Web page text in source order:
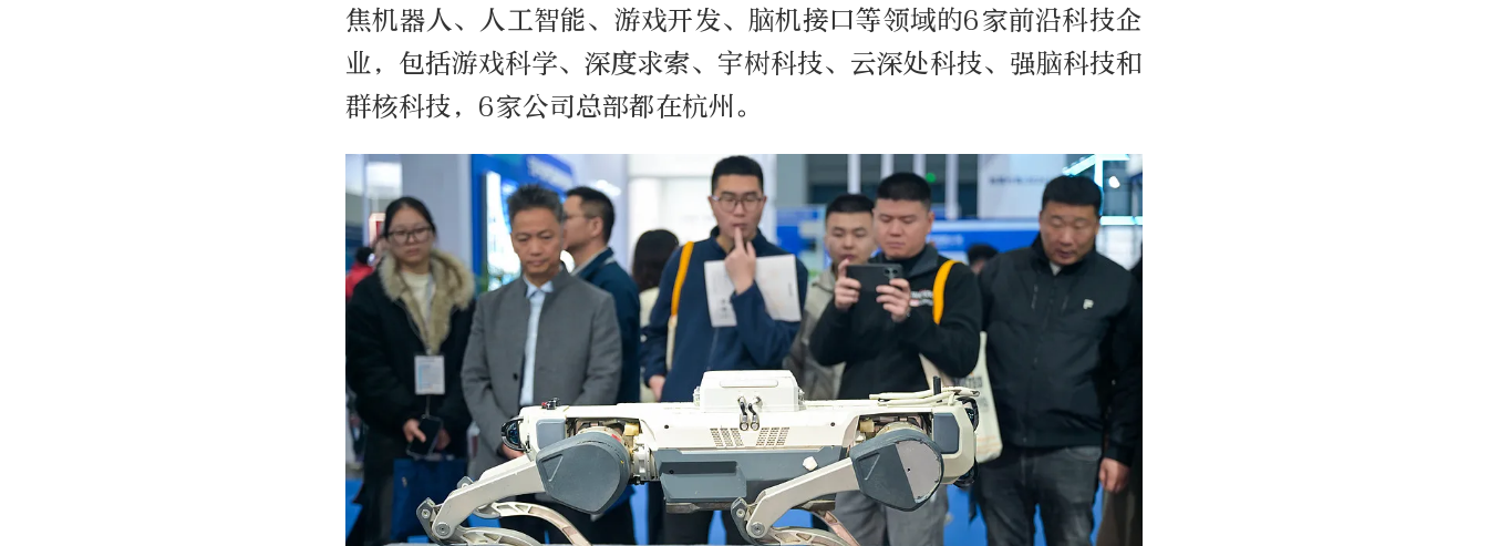
焦机器人、人工智能、游戏开发、脑机接口等领域的6家前沿科技企
业，包括游戏科学、深度求索、宇树科技、云深处科技、强脑科技和
群核科技，6家公司总部都在杭州。